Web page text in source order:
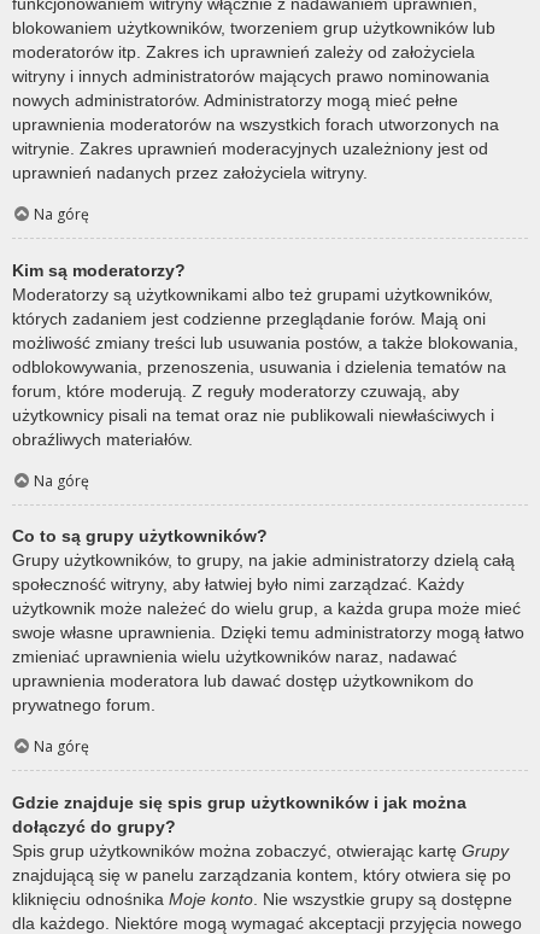
blokowaniem użytkowników, tworzeniem grup użytkowników lub
moderatorów itp. Zakres ich uprawnień zależy od założyciela
witryny i innych administratorów mających prawo nominowania
nowych administratorów. Administratorzy mogą mieć pełne
uprawnienia moderatorów na wszystkich forach utworzonych na
witrynie. Zakres uprawnień moderacyjnych uzależniony jest od
uprawnień nadanych przez założyciela witryny.
Na górę
Kim są moderatorzy?
Moderatorzy są użytkownikami albo też grupami użytkowników,
których zadaniem jest codzienne przeglądanie forów. Mają oni
możliwość zmiany treści lub usuwania postów, a także blokowania,
odblokowywania, przenoszenia, usuwania i dzielenia tematów na
forum, które moderują. Z reguły moderatorzy czuwają, aby
użytkownicy pisali na temat oraz nie publikowali niewłaściwych i
obraźliwych materiałów.
Na górę
Co to są grupy użytkowników?
Grupy użytkowników, to grupy, na jakie administratorzy dzielą całą
społeczność witryny, aby łatwiej było nimi zarządzać. Każdy
użytkownik może należeć do wielu grup, a każda grupa może mieć
swoje własne uprawnienia. Dzięki temu administratorzy mogą łatwo
zmieniać uprawnienia wielu użytkowników naraz, nadawać
uprawnienia moderatora lub dawać dostęp użytkownikom do
prywatnego forum.
Na górę
Gdzie znajduje się spis grup użytkowników i jak można
dołączyć do grupy?
Spis grup użytkowników można zobaczyć, otwierając kartę Grupy
znajdującą się w panelu zarządzania kontem, który otwiera się po
kliknięciu odnośnika Moje konto . Nie wszystkie grupy są dostępne
dla każdego. Niektóre mogą wymagać akceptacji przyjęcia nowego